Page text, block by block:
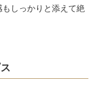
しっかりと添えて絶